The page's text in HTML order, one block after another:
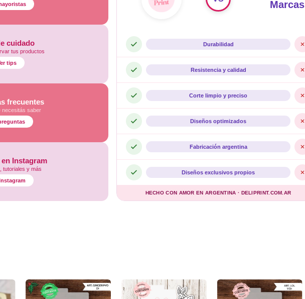
cuidado
tus productos
tips
frecuentes
necesitás saber
Instagram
tutoriales y más
Marcas
Durabilidad
Resistencia y calidad
Corte limpio y preciso
Diseños optimizados
Fabricación argentina
Diseños exclusivos propios
HECHO CON AMOR EN ARGENTINA · DELIPRINT.COM.AR